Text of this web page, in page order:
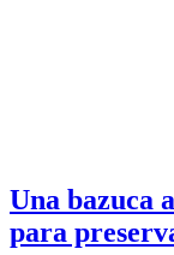
Una bazuca
para